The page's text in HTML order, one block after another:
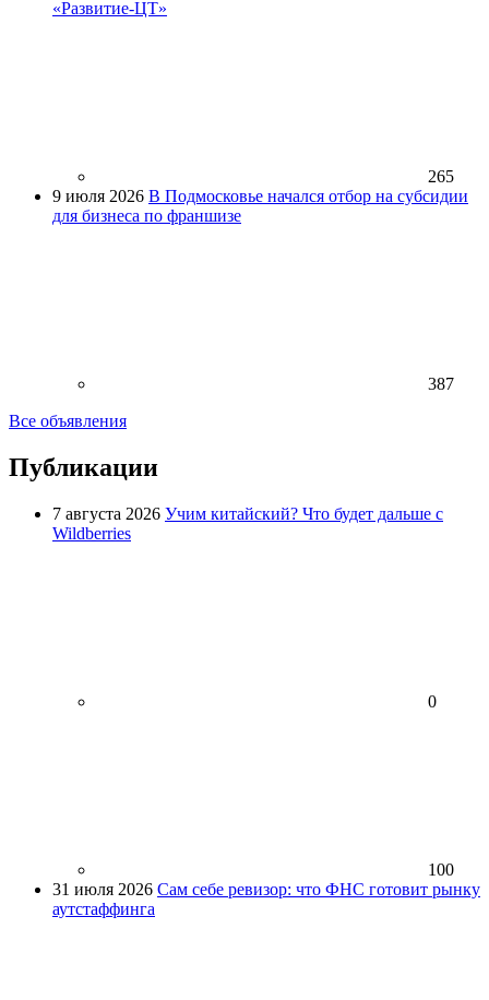
«Развитие-ЦТ»
265
9 июля 2026 В Подмосковье начался отбор на субсидии
для бизнеса по франшизе
387
Все объявления
Публикации
7 августа 2026 Учим китайский? Что будет дальше с
Wildberries
0
100
31 июля 2026 Сам себе ревизор: что ФНС готовит рынку
аутстаффинга